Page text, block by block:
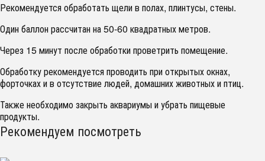
Рекомендуется обработать щели в полах, плинтусы, стены.
Один баллон рассчитан на 50-60 квадратных метров.
Через 15 минут после обработки проветрить помещение.
Обработку рекомендуется проводить при открытых окнах,
форточках и в отсутствие людей, домашних животных и птиц.
Также необходимо закрыть аквариумы и убрать пищевые
продукты.
Рекомендуем посмотреть